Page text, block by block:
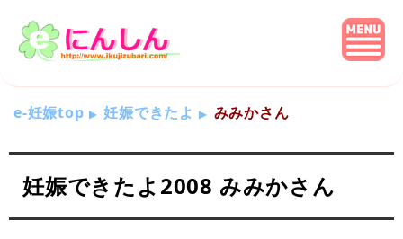
e-妊娠top 妊娠できたよ みみかさん
妊娠できたよ2008 みみかさん